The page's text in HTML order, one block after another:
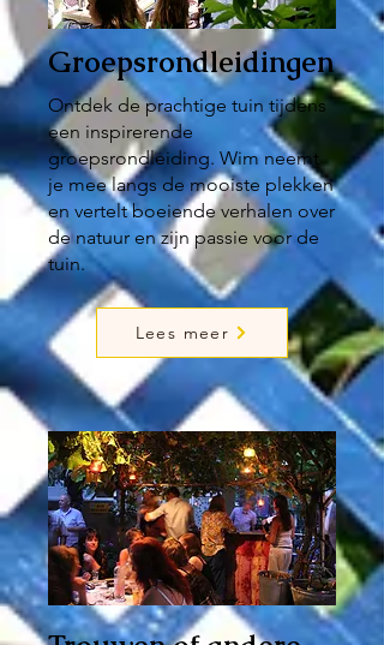
Groepsrondleidingen
Ontdek de prachtige tuin tijdens
een inspirerende
groepsrondleiding. Wim neemt
je mee langs de mooiste plekken
en vertelt boeiende verhalen over
de natuur en zijn passie voor de
tuin.
Lees meer